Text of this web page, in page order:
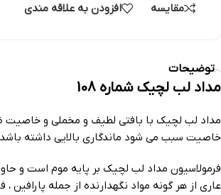
مقایسه افزودن به علاقه مندی
توضیحات
مداد لب لچیک شماره 108
مداد لب لچیک با بافتی لطیف و مخملی و
خاصیت سبب می شود ماندگاری بالایی داشته
فرمولاسیون مداد لب لچیک بر پایه موم است و
عاری از هر گونه مواد نگهدارنده از جمله پارافین ،